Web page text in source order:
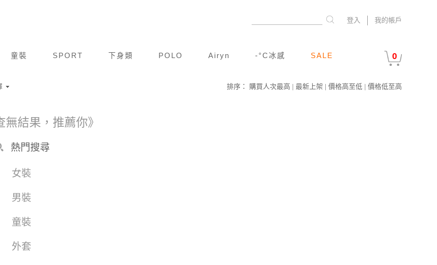
我的帳戶
登入
童裝 SPORT 下身類 POLO Airyn -°C冰感 SALE 0
排序： 購買人次最高 最新上架 價格高至低 價格低至高
無結果，推薦你》
熱門搜尋
女裝
男裝
童裝
外套